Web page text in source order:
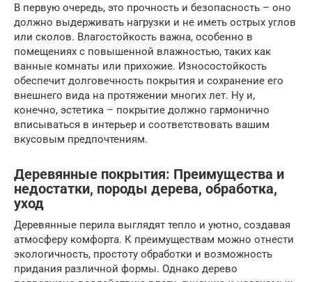
В первую очередь, это прочность и безопасность – оно
должно выдерживать нагрузки и не иметь острых углов
или сколов. Влагостойкость важна, особенно в
помещениях с повышенной влажностью, таких как
ванные комнаты или прихожие. Износостойкость
обеспечит долговечность покрытия и сохранение его
внешнего вида на протяжении многих лет. Ну и,
конечно, эстетика – покрытие должно гармонично
вписываться в интерьер и соответствовать вашим
вкусовым предпочтениям.
Деревянные покрытия: Преимущества и
недостатки, породы дерева, обработка,
уход
Деревянные перила выглядят тепло и уютно, создавая
атмосферу комфорта. К преимуществам можно отнести
экологичность, простоту обработки и возможность
придания различной формы. Однако дерево